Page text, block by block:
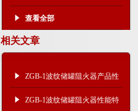
查看全部
相关文章
ZGB-1波纹储罐阻火器产品性
能及结构特点
ZGB-1波纹储罐阻火器性能特